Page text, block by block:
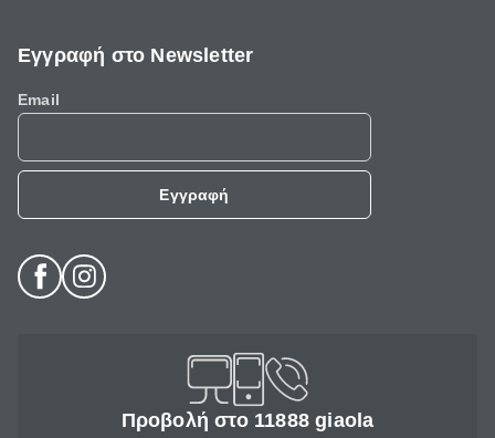
Εγγραφή στο Newsletter
Email
Εγγραφή
Προβολή στο 11888 giaola